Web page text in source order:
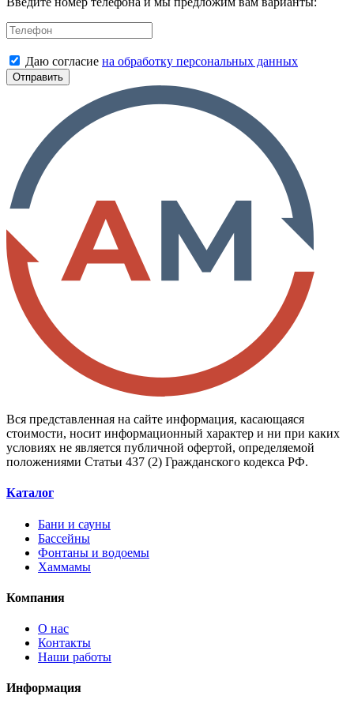
Даю согласие на обработку персональных данных
Отправить
Вся представленная на сайте информация, касающаяся
стоимости, носит информационный характер и ни при каких
условиях не является публичной офертой, определяемой
положениями Статьи 437 (2) Гражданского кодекса РФ.
Каталог
Бани и сауны
Бассейны
Фонтаны и водоемы
Хаммамы
Компания
О нас
Контакты
Наши работы
Информация